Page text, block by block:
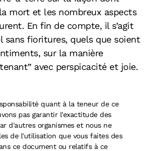
mort et les nombreux aspects
En fin de compte, il s’agit
sans fioritures, quels que soient
sur la manière
avec perspicacité et joie.
quant à la teneur de ce
pas garantir l'exactitude des
d'autres organismes et nous ne
de l'utilisation que vous faites des
ce document ou relatifs à ce